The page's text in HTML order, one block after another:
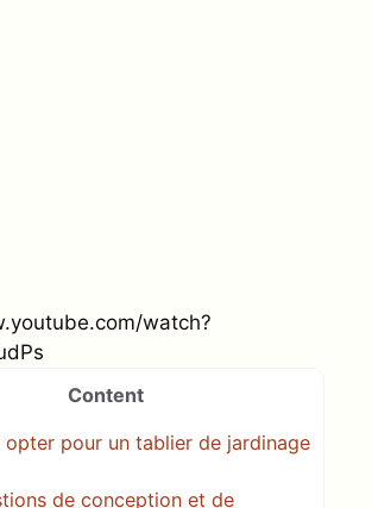
watch?
Content
opter pour un tablier de jardinage
de conception et de